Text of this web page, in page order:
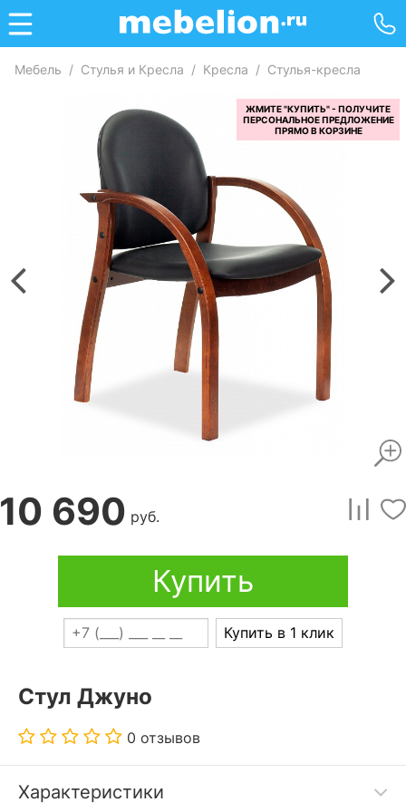
Мебель / Стулья и Кресла / Кресла / Стулья-кресла
10 690 руб.
Купить
Купить в 1 клик
Стул Джуно
0 отзывов
Характеристики